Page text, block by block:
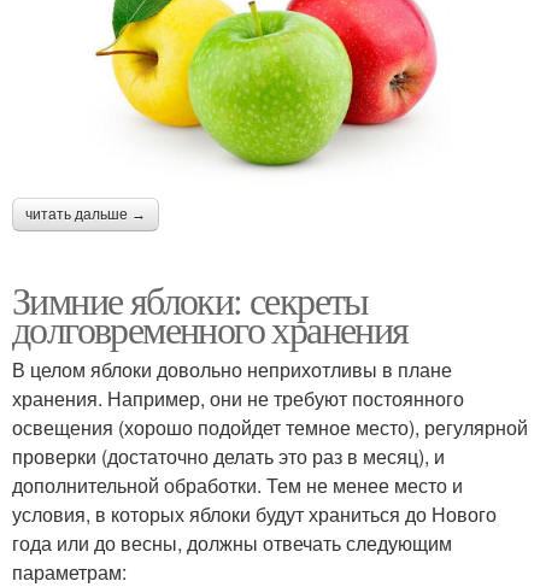
читать дальше →
Зимние яблоки: секреты
долговременного хранения
В целом яблоки довольно неприхотливы в плане
хранения. Например, они не требуют постоянного
освещения (хорошо подойдет темное место), регулярной
проверки (достаточно делать это раз в месяц), и
дополнительной обработки. Тем не менее место и
условия, в которых яблоки будут храниться до Нового
года или до весны, должны отвечать следующим
параметрам: